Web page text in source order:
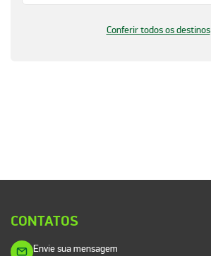
Conferir todos os destinos
CONTATOS
Envie sua mensagem